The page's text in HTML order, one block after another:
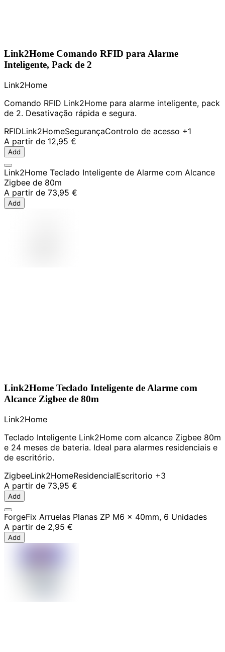
Link2Home Comando RFID para Alarme
Inteligente, Pack de 2
Link2Home
Comando RFID Link2Home para alarme inteligente, pack
de 2. Desativação rápida e segura.
RFIDLink2HomeSegurançaControlo de acesso +1
A partir de 12,95 €
Add
Link2Home Teclado Inteligente de Alarme com Alcance
Zigbee de 80m
A partir de 73,95 €
Add
Link2Home Teclado Inteligente de Alarme com
Alcance Zigbee de 80m
Link2Home
Teclado Inteligente Link2Home com alcance Zigbee 80m
e 24 meses de bateria. Ideal para alarmes residenciais e
de escritório.
ZigbeeLink2HomeResidencialEscritorio +3
A partir de 73,95 €
Add
ForgeFix Arruelas Planas ZP M6 x 40mm, 6 Unidades
A partir de 2,95 €
Add